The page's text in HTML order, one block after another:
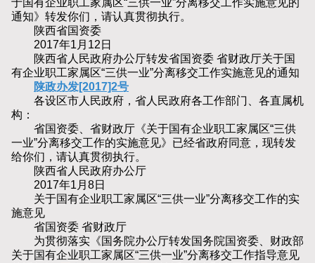
于国有企业职工家属区“三供一业”分离移交工作实施意见的
通知》转发你们，请认真贯彻执行。
陕西省国资委
2017年1月12日
陕西省人民政府办公厅转发省国资委 省财政厅关于国
有企业职工家属区“三供一业”分离移交工作实施意见的通知
陕政办发[2017]2号
各设区市人民政府，省人民政府各工作部门、各直属机
构：
省国资委、省财政厅《关于国有企业职工家属区“三供
一业”分离移交工作的实施意见》已经省政府同意，现转发
给你们，请认真贯彻执行。
陕西省人民政府办公厅
2017年1月8日
关于国有企业职工家属区“三供一业”分离移交工作的实
施意见
省国资委 省财政厅
为贯彻落实《国务院办公厅转发国务院国资委、财政部
关于国有企业职工家属区“三供一业”分离移交工作指导意见